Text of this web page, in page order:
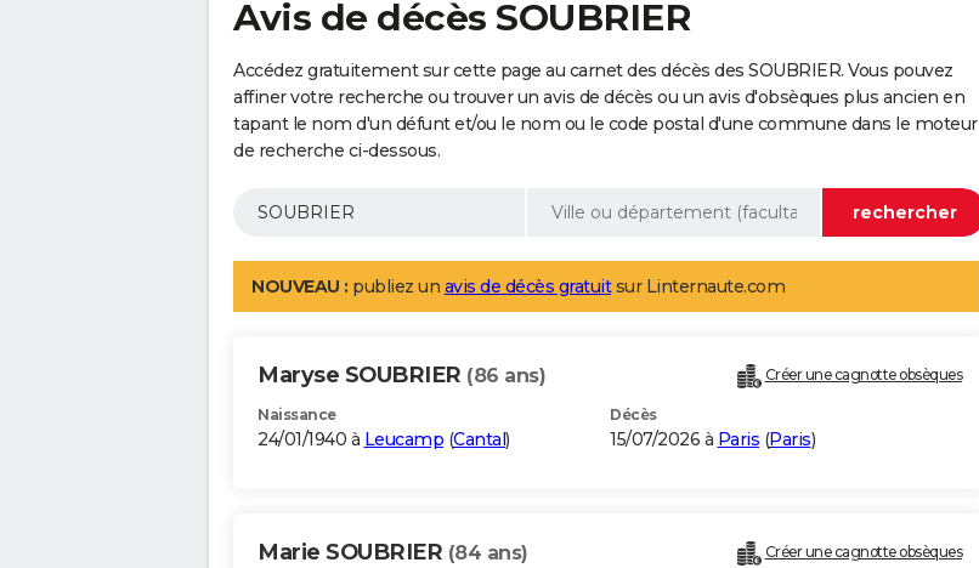
Avis de décès SOUBRIER
Accédez gratuitement sur cette page au carnet des décès des SOUBRIER. Vous pouvez
affiner votre recherche ou trouver un avis de décès ou un avis d'obsèques plus ancien en
tapant le nom d'un défunt et/ou le nom ou le code postal d'une commune dans le moteur
de recherche ci-dessous.
NOUVEAU : publiez un avis de décès gratuitsur Linternaute.com
Maryse SOUBRIER (86 ans) Créer une cagnotte obsèques
Naissance
24/01/1940 à Leucamp (Cantal)
Décès
15/07/2026 à Paris (Paris)
Marie SOUBRIER (84 ans) Créer une cagnotte obsèques